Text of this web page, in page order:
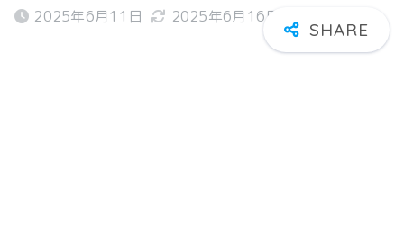
2025年6月11日 2025年6月16日